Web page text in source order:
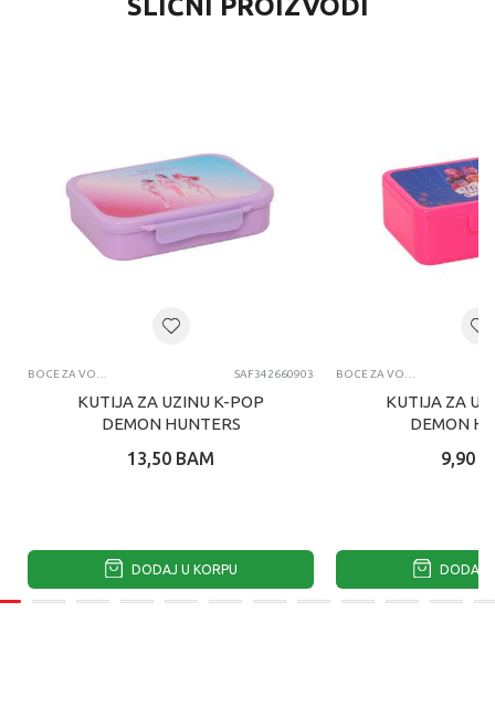
SLIČNI PROIZVODI
SAF342660903
KUTIJA ZA UZINU K-POP
DEMON HUNTERS
13,50 BAM
DODAJ U KORPU
KUTIJA ZA
DEMON
9,90
DODAJ